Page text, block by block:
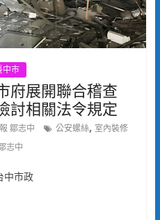
中市
府展開聯合稽查
討相關法令規定
鄒志中 公安螺絲, 室內裝修
志中
中市政